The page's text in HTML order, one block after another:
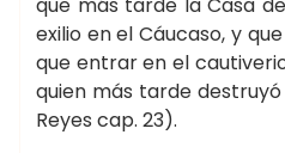
exilio en el Cáucaso, y
que entrar en el
quien más tarde
Reyes cap. 23).